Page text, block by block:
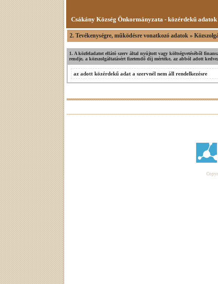
Csákány Község Önkormányzata - közérdekű adatok
2. Tevékenységre, működésre vonatkozó adatok »
1. A közfeladatot ellátó szerv által nyújtott vagy költségvetéséből
rendje, a közszolgáltatásért fizetendő díj mértéke, az abból adott
az adott közérdekű adat a szervnél nem áll rendelkezésre